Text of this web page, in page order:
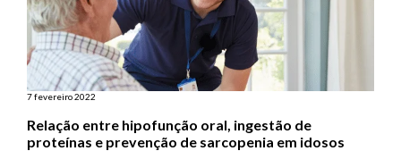
7 fevereiro 2022
Relação entre hipofunção oral, ingestão de
proteínas e prevenção de sarcopenia em idosos